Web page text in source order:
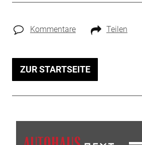
Kommentare Teilen
ZUR STARTSEITE